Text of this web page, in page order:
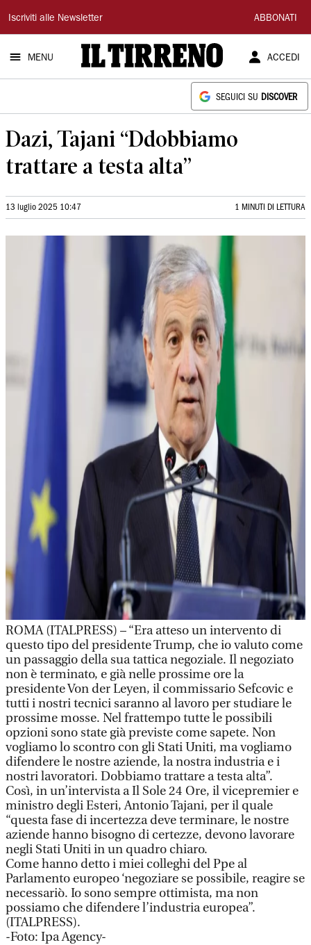
Il
Tirreno
Iscriviti alle Newsletter ABBONATI
MENU ACCEDI
SEGUICI SU DISCOVER
Dazi, Tajani “Ddobbiamo
trattare a testa alta”
13 luglio 2025 10:47 1 MINUTI DI LETTURA
ROMA (ITALPRESS) – “Era atteso un intervento di
questo tipo del presidente Trump, che io valuto come
un passaggio della sua tattica negoziale. Il negoziato
non è terminato, e già nelle prossime ore la
presidente Von der Leyen, il commissario Sefcovic e
tutti i nostri tecnici saranno al lavoro per studiare le
prossime mosse. Nel frattempo tutte le possibili
opzioni sono state già previste come sapete. Non
vogliamo lo scontro con gli Stati Uniti, ma vogliamo
difendere le nostre aziende, la nostra industria e i
nostri lavoratori. Dobbiamo trattare a testa alta”.
Così, in un’intervista a Il Sole 24 Ore, il vicepremier e
ministro degli Esteri, Antonio Tajani, per il quale
“questa fase di incertezza deve terminare, le nostre
aziende hanno bisogno di certezze, devono lavorare
negli Stati Uniti in un quadro chiaro.
Come hanno detto i miei colleghi del Ppe al
Parlamento europeo ‘negoziare se possibile, reagire se
necessariò. Io sono sempre ottimista, ma non
possiamo che difendere l’industria europea”.
(ITALPRESS).
-Foto: Ipa Agency-